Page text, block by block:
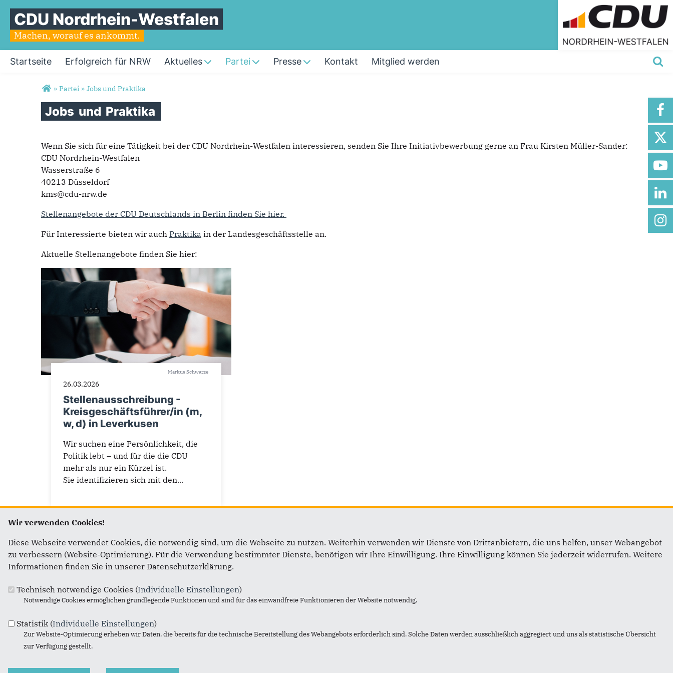
CDU Nordrhein-Westfalen
Machen, worauf es ankommt.
Startseite Erfolgreich für NRW Aktuelles Partei Presse Kontakt Mitglied werden
Sie sind hier
» Partei » Jobs und Praktika
Jobs und Praktika
Wenn Sie sich für eine Tätigkeit bei der CDU Nordrhein-Westfalen interessieren, senden Sie Ihre Initiativbewerbung gerne an Frau Kirsten Müller-Sander:
CDU Nordrhein-Westfalen
Wasserstraße 6
40213 Düsseldorf
kms@cdu-nrw.de
Stellenangebote der CDU Deutschlands in Berlin finden Sie hier.
Für Interessierte bieten wir auch Praktika in der Landesgeschäftsstelle an.
Aktuelle Stellenangebote finden Sie hier:
Markus Schwarze
26.03.2026
Stellenausschreibung -
Kreisgeschäftsführer/in (m,
w, d) in Leverkusen
Wir suchen eine Persönlichkeit, die
Politik lebt – und für die die CDU
mehr als nur ein Kürzel ist.
Sie identifizieren sich mit den...
Fußbereich
Im Web
CDU Deutschlands
CDU-Landtagsfraktion
NRW-Bereich in CDUplus
CDU-NRW-Kampagnenportal
Links
Informationen nach Art. 13 DSGVO
Wir verwenden Cookies!
Diese Webseite verwendet Cookies, die notwendig sind, um die Webseite zu nutzen. Weiterhin verwenden wir Dienste von Drittanbietern, die uns helfen, unser Webangebot
zu verbessern (Website-Optimierung). Für die Verwendung bestimmter Dienste, benötigen wir Ihre Einwilligung. Ihre Einwilligung können Sie jederzeit widerrufen. Weitere
Informationen finden Sie in unserer Datenschutzerklärung.
Technisch notwendige Cookies (Individuelle Einstellungen)
Notwendige Cookies ermöglichen grundlegende Funktionen und sind für das einwandfreie Funktionieren der Website notwendig.
Statistik (Individuelle Einstellungen)
Zur Website-Optimierung erheben wir Daten, die bereits für die technische Bereitstellung des Webangebots erforderlich sind. Solche Daten werden ausschließlich aggregiert und uns als statistische Übersicht
zur Verfügung gestellt.